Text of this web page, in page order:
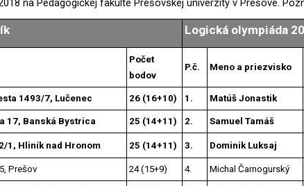
na Pedagogickej fakulte Prešovskej univerzity v Prešove.
Logická olympiáda
Počet
bodov
P.č. Meno a priezvisko
1493/7, Lučenec 26 (16+10) 1. Matúš Jonastik
17, Banská Bystrica 25 (14+11) 2. Samuel Tamáš
1, Hliník nad Hronom 25 (14+11) 3. Dominik Luksaj
Prešov 24 (15+9) 4. Michal Čarnogurský